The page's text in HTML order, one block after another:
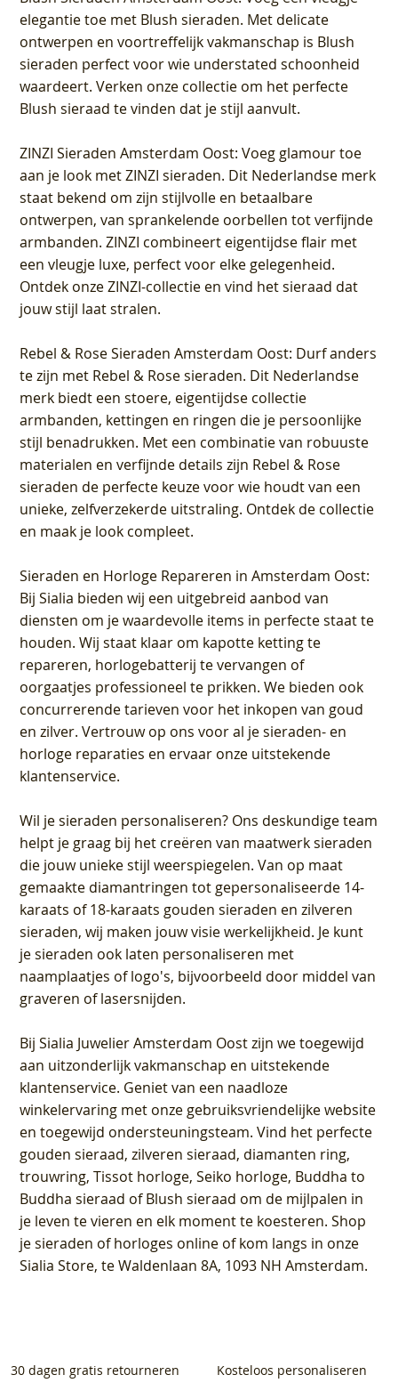
elegantie toe met Blush sieraden. Met delicate
ontwerpen en voortreffelijk vakmanschap is Blush
sieraden perfect voor wie understated schoonheid
waardeert. Verken onze collectie om het perfecte
Blush sieraad te vinden dat je stijl aanvult.
ZINZI Sieraden Amsterdam Oost: Voeg glamour toe
aan je look met ZINZI sieraden. Dit Nederlandse merk
staat bekend om zijn stijlvolle en betaalbare
ontwerpen, van sprankelende oorbellen tot verfijnde
armbanden. ZINZI combineert eigentijdse flair met
een vleugje luxe, perfect voor elke gelegenheid.
Ontdek onze ZINZI-collectie en vind het sieraad dat
jouw stijl laat stralen.
Rebel & Rose Sieraden Amsterdam Oost: Durf anders
te zijn met Rebel & Rose sieraden. Dit Nederlandse
merk biedt een stoere, eigentijdse collectie
armbanden, kettingen en ringen die je persoonlijke
stijl benadrukken. Met een combinatie van robuuste
materialen en verfijnde details zijn Rebel & Rose
sieraden de perfecte keuze voor wie houdt van een
unieke, zelfverzekerde uitstraling. Ontdek de collectie
en maak je look compleet.
Sieraden en Horloge Repareren in Amsterdam Oost:
Bij Sialia bieden wij een uitgebreid aanbod van
diensten om je waardevolle items in perfecte staat te
houden. Wij staat klaar om kapotte ketting te
repareren, horlogebatterij te vervangen of
oorgaatjes professioneel te prikken. We bieden ook
concurrerende tarieven voor het inkopen van goud
en zilver. Vertrouw op ons voor al je sieraden- en
horloge reparaties en ervaar onze uitstekende
klantenservice.
Wil je sieraden personaliseren? Ons deskundige team
helpt je graag bij het creëren van maatwerk sieraden
die jouw unieke stijl weerspiegelen. Van op maat
gemaakte diamantringen tot gepersonaliseerde 14-
karaats of 18-karaats gouden sieraden en zilveren
sieraden, wij maken jouw visie werkelijkheid. Je kunt
je sieraden ook laten personaliseren met
naamplaatjes of logo's, bijvoorbeeld door middel van
graveren of lasersnijden.
BijSialia Juwelier Amsterdam Oostzijn we toegewijd
aan uitzonderlijk vakmanschap en uitstekende
klantenservice. Geniet van een naadloze
winkelervaring met onze gebruiksvriendelijke website
en toegewijd ondersteuningsteam. Vind het perfecte
gouden sieraad, zilveren sieraad, diamanten ring,
trouwring, Tissot horloge, Seiko horloge, Buddha to
Buddha sieraad of Blush sieraad om de mijlpalen in
je leven te vieren en elk moment te koesteren. Shop
je sieraden of horloges online of kom langs in onze
Sialia Store, te Waldenlaan 8A, 1093 NH Amsterdam.
30 dagen gratis retourneren Kosteloos personaliseren